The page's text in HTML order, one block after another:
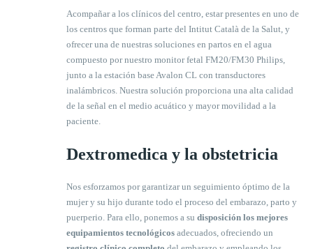
Acompañar a los clínicos del centro, estar presentes en uno de
los centros que forman parte del Intitut Català de la Salut, y
ofrecer una de nuestras soluciones en partos en el agua
compuesto por nuestro monitor fetal FM20/FM30 Philips,
junto a la estación base Avalon CL con transductores
inalámbricos. Nuestra solución proporciona una alta calidad
de la señal en el medio acuático y mayor movilidad a la
paciente.
Dextromedica y la obstetricia
Nos esforzamos por garantizar un seguimiento óptimo de la
mujer y su hijo durante todo el proceso del embarazo, parto y
puerperio. Para ello, ponemos a su disposición los mejores
equipamientos tecnológicos adecuados, ofreciendo un